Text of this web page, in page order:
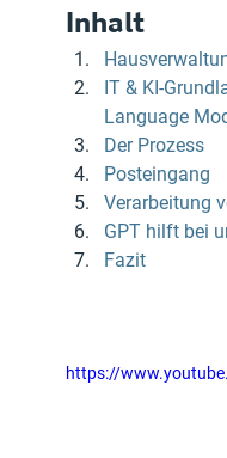
Inhalt
IT & KI-
Language
Der Prozess
Posteingang
Verarbeitung
GPT hilft bei
Fazit
https://